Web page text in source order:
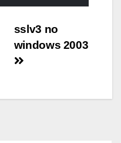
sslv3 no
windows 2003